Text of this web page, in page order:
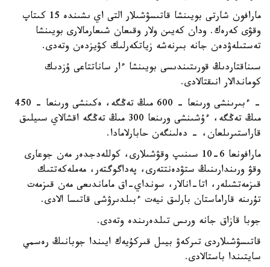
مارافون شارتى بويىنشا قاتىسۋشىلار التى اي ىشىندە 15 كىتاپ
وقۋى كەرەك. ودان كەيىن ولار وقىعان شىعارمالارى بويىنشا
تەستىلەۋدەن جانە بىرنەشە زياتكەرلىك كۋيزدەن وتەدى.
سىناقتاردىڭ قورىتىندىسى بويىنشا ءار ساناتتاعى ۇزدىك
كوماندالار انىقتالادى.
- ءبىرىنشى ورىنعا - 600 مىڭ تەڭگە، ەكىنشى ورىنعا - 450
مىڭ تەڭگە، ءۇشىنشى ورىنعا 300 مىڭ تەڭگە اقشالاي سىيلىق
قاراستىرىلعان، - دەلىنگەن حابارلامادا.
مارافونعا 6-10 سىنىپ وقۋشىلارى، كوللەدجدەر مەن جوعارى
وقۋ ورىندارىنىڭ ستۋدەنتتەرى، پەداگوگتەر، مەملەكەتتىك
قىزمەتشىلەر، اتا-انالار، سونداي-اق ماماندىعى مەن قىزمەت
تۇرىنە قاراماستان بارلىق نيەت ءبىلدىرۋشى قاتىسا الادى.
جوبا قازاق جانە ورىس تىلدەرىندە وتەدى.
قاتىسۋشىلاردى تىركەۋ بيىل قىركۇيەك ايىندا جوبانىڭ رەسمي
سايتىندا باستالادى.